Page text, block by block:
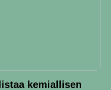
kemiallisen